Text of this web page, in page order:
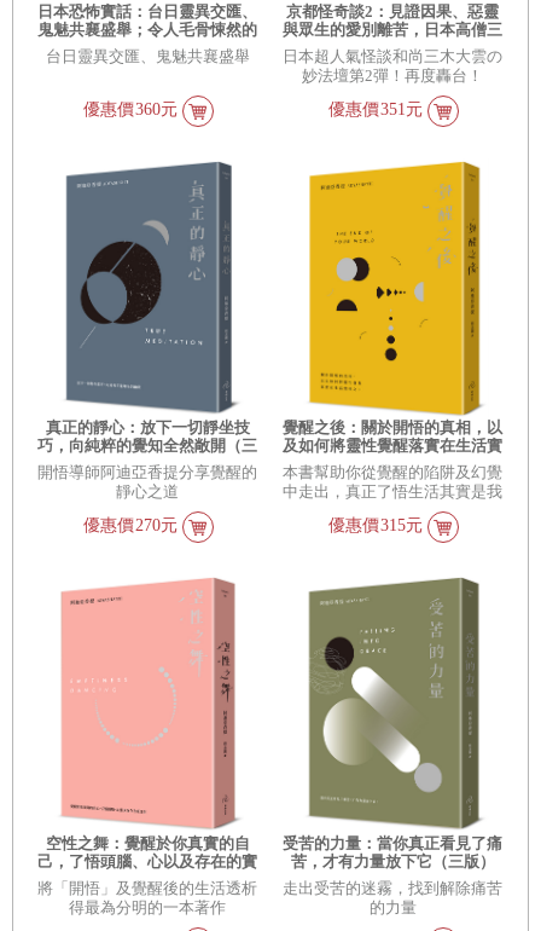
日本恐怖實話：台日靈異交匯、
鬼魅共襄盛舉；令人毛骨悚然的
撞鬼怪談！
台日靈異交匯、鬼魅共襄盛舉
優惠價360元
京都怪奇談2：見證因果、惡靈
與眾生的愛別離苦，日本高僧三
木大雲遇見的「另一個戰慄京
都」
日本超人氣怪談和尚三木大雲の
妙法壇第2彈！再度轟台！
優惠價351元
真正的靜心：放下一切靜坐技
巧，向純粹的覺知全然敞開（三
版）
開悟導師阿迪亞香提分享覺醒的
靜心之道
優惠價270元
覺醒之後：關於開悟的真相，以
及如何將靈性覺醒落實在生活實
相之中（三版）
本書幫助你從覺醒的陷阱及幻覺
中走出，真正了悟生活其實是我
們覺醒後一面最重要的鏡子！
優惠價315元
空性之舞：覺醒於你真實的自
己，了悟頭腦、心以及存在的實
相(三版)
將「開悟」及覺醒後的生活透析
得最為分明的一本著作
受苦的力量：當你真正看見了痛
苦，才有力量放下它（三版）
走出受苦的迷霧，找到解除痛苦
的力量